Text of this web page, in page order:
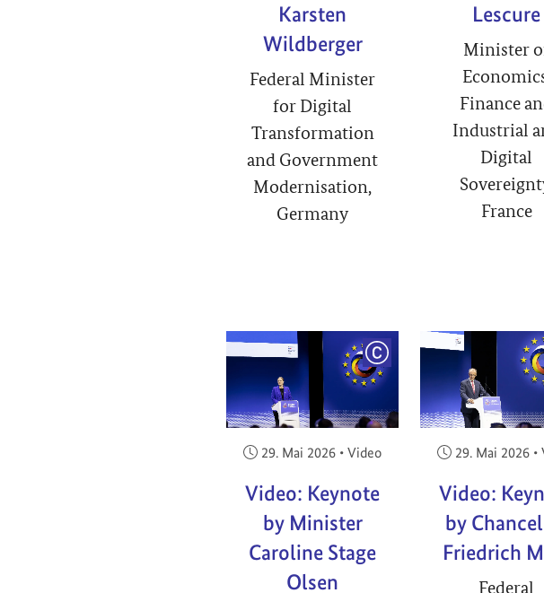
Karsten
Wildberger
Federal Minister
for Digital
Transformation
and Government
Modernisation,
Germany
Lescure
Minister
Finance
Industrial
Digital
France
COPYRIGHT
Veröffentlicht am:
29. Mai 2026 • Video
Video: Keynote
by Minister
Caroline Stage
Olsen
Veröffentlicht
29. Mai 2026 •
Video:
by
Friedrich
Federal